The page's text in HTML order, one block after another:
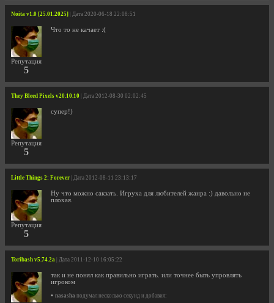
Noita v1.0 [25.01.2025] | Дата 2020-06-18 22:08:51
Репутация
5
Что то не качает :(
They Bleed Pixels v20.10.10 | Дата 2012-08-30 02:02:45
Репутация
5
супер!)
Little Things 2: Forever | Дата 2012-08-11 23:13:17
Репутация
5
Ну что можно сакзать. Игруха для любителей жанра :) давольно не
плохая.
Toribash v5.74.2a | Дата 2011-12-10 16:05:22
так и не понял как правильно играть. или точнее быть упровлять
игроком
• nasasha подумал несколько секунд и добавил: